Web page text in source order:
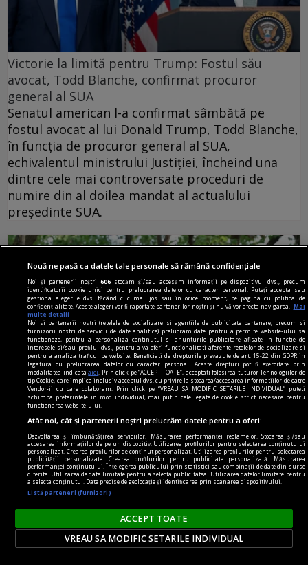
Victorie la limită pentru Trump: Fostul său
avocat, Todd Blanche, confirmat procuror
general al SUA
Senatul american l-a confirmat sâmbătă pe
fostul avocat al lui Donald Trump, Todd Blanche,
în funcția de procuror general al SUA,
echivalentul ministrului Justiției, încheind una
dintre cele mai controversate proceduri de
numire din al doilea mandat al actualului
președinte SUA.
De la război la carteluri: Cum au aplică
mercenarii columbieni tacticile învățate în
Ucraina
Grupările de traficanți de droguri din Columbia
folosesc drone în atacuri care devin tot mai
pentru a învăța tactici moderne de operare.
Nouă ne pasă ca datele tale personale să rămână confidențiale
Noi și partenerii noștri606 stocăm și/sau accesăm informații pe dispozitivul dvs., precum
identificatorii cookie unici pentru prelucrarea datelor cu caracter personal. Puteți accepta sau
gestiona alegerile dvs. făcând clic mai jos sau în orice moment, pe pagina cu politica de
confidențialitate. Aceste alegeri vor fi raportate partenerilor noștri și nu vă vor afecta navigarea.
Mai
multe detalii
Noi si partenerii nostri (retelele de socializare si agentiile de publicitate partenere, precum si
furnizorii nostri de servicii de date analitice) prelucram date pentru a permite website-ului sa
functioneze, pentru a personaliza continutul si anunturile publicitare afisate in functie de
interesele si/sau profilul dvs., pentru a va oferi functionalitati aferente retelelor de socializare si
pentru a analiza traficul pe website. Beneficiati de drepturile prevazute de art. 15-22 din GDPR in
legatura cu prelucrarea datelor cu caracter personal. Aceste drepturi pot fi exercitate prin
modalitatea indicataaici
. Prin click pe “ACCEPT TOATE”, acceptati folosirea tuturor Tehnologiilor de
tip Cookie, care implica inclusiv acceptul dvs. cu privire la stocarea/accesarea informatiilor de catre
Vendor-ii cu care colaboram. Prin click pe “VREAU SA MODIFIC SETARILE INDIVIDUAL” puteti
schimba preferintele in mod individual, mai putin cele legate de cookie strict necesare pentru
functionarea website-ului.
Atât noi, cât și partenerii noștri prelucrăm datele pentru a oferi:
Dezvoltarea și îmbunătățirea serviciilor. Măsurarea performanței reclamelor. Stocarea și/sau
accesarea informațiilor de pe un dispozitiv. Utilizarea profilurilor pentru selectarea conținutului
personalizat. Crearea profilurilor de conținut personalizat. Utilizarea profilurilor pentru selectarea
publicității personalizate. Crearea profilurilor pentru publicitate personalizată. Măsurarea
performanței conținutului. Înțelegerea publicului prin statistici sau combinații de date din surse
diferite. Utilizarea de date limitate pentru a selecta publicitatea. Utilizarea datelor limitate pentru
a selecta conținutul. Date precise de geolocație și identificarea prin scanarea dispozitivului.
Listă parteneri (furnizori)
ACCEPT TOATE
VREAU SA MODIFIC SETARILE INDIVIDUAL